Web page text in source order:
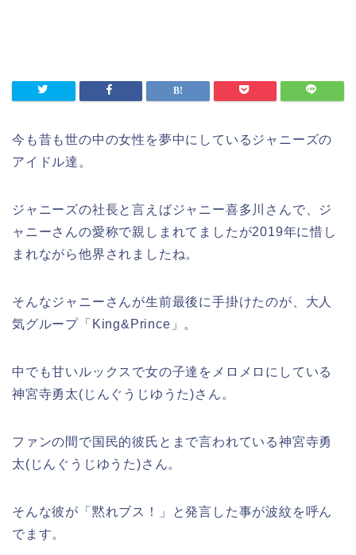
今も昔も世の中の女性を夢中にしているジャニーズの
アイドル達。
ジャニーズの社長と言えばジャニー喜多川さんで、ジ
ャニーさんの愛称で親しまれてましたが2019年に惜し
まれながら他界されましたね。
そんなジャニーさんが生前最後に手掛けたのが、大人
気グループ「King&Prince」。
中でも甘いルックスで女の子達をメロメロにしている
神宮寺勇太(じんぐうじゆうた)さん。
ファンの間で国民的彼氏とまで言われている神宮寺勇
太(じんぐうじゆうた)さん。
そんな彼が「黙れブス！」と発言した事が波紋を呼ん
でます。